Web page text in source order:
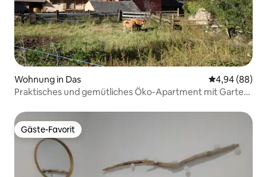
Wohnung in Das
4,94 (88)
Praktisches und gemütliches Öko-Apartment mit Garten
Gäste-Favorit
Gäste-Favorit